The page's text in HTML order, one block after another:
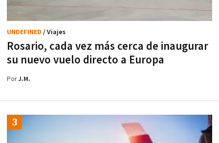
Rosario, cada vez más cerca de inaugurar
su nuevo vuelo directo a Europa
UNDEFINED / Viajes
PorJ.M.